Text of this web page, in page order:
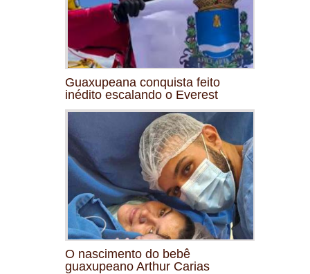
Guaxupeana conquista feito
inédito escalando o Everest
O nascimento do bebê
guaxupeano Arthur Carias